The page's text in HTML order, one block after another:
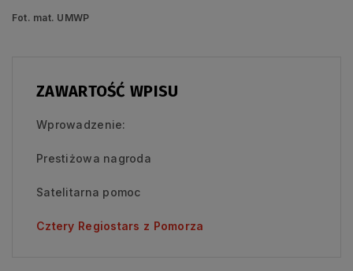
Fot. mat. UMWP
ZAWARTOŚĆ WPISU
Wprowadzenie:
Prestiżowa nagroda
Satelitarna pomoc
Cztery Regiostars z Pomorza